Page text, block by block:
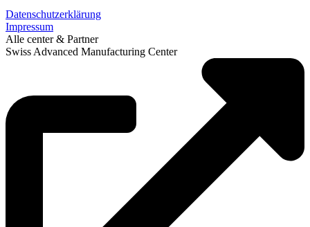
Datenschutzerklärung
Impressum
Alle center & Partner
Swiss Advanced Manufacturing Center